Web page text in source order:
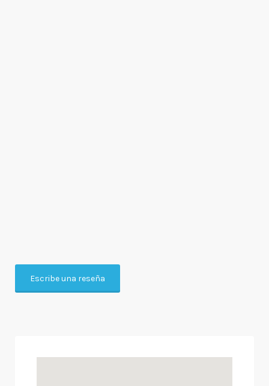
Escribe una reseña